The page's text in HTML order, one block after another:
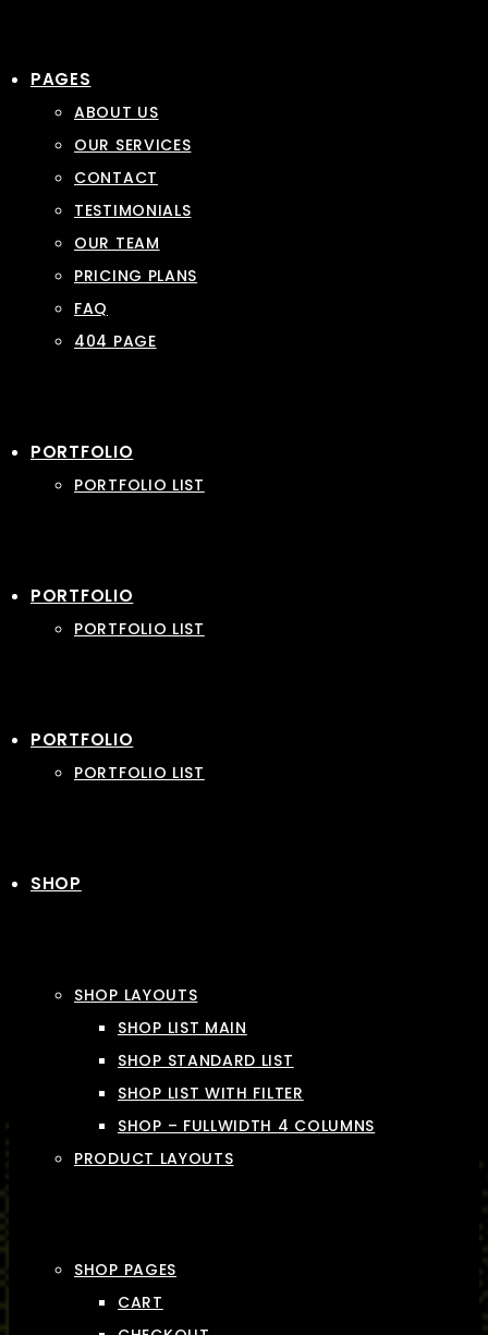
PAGES
ABOUT US
OUR SERVICES
CONTACT
TESTIMONIALS
OUR TEAM
PRICING PLANS
FAQ
404 PAGE
PORTFOLIO
PORTFOLIO LIST
PORTFOLIO
PORTFOLIO LIST
PORTFOLIO
PORTFOLIO LIST
SHOP
SHOP LAYOUTS
SHOP LIST MAIN
SHOP STANDARD LIST
SHOP LIST WITH FILTER
SHOP – FULLWIDTH 4 COLUMNS
PRODUCT LAYOUTS
SHOP PAGES
CART